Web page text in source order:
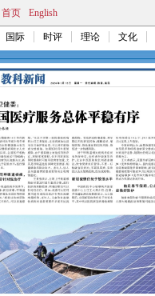
首页 English
国际 时评 理论 文化